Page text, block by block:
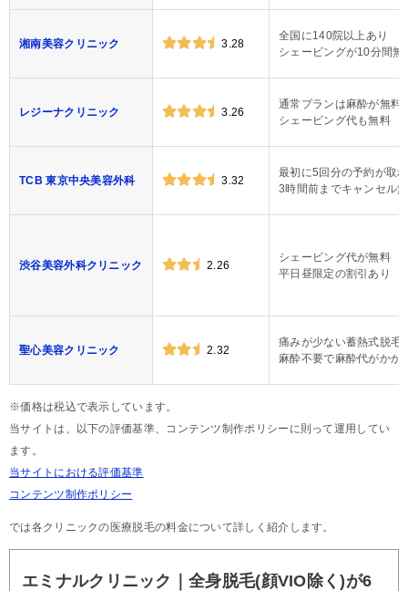
湘南美容クリニック 3.28
全国に140院以上あり
シェービングが10分間無
レジーナクリニック 3.26
通常プランは麻酔が無料
シェービング代も無料
TCB 東京中央美容外科 3.32
最初に5回分の予約が取
3時間前までキャンセル
渋谷美容外科クリニック 2.26
シェービング代が無料
平日昼限定の割引あり
聖心美容クリニック 2.32
痛みが少ない蓄熱式脱毛
麻酔不要で麻酔代がかか
※価格は税込で表示しています。
当サイトは、以下の評価基準、コンテンツ制作ポリシーに則って運用してい
ます。
当サイトにおける評価基準
コンテンツ制作ポリシー
では各クリニックの医療脱毛の料金について詳しく紹介します。
エミナルクリニック｜全身脱毛(顔VIO除く)が6